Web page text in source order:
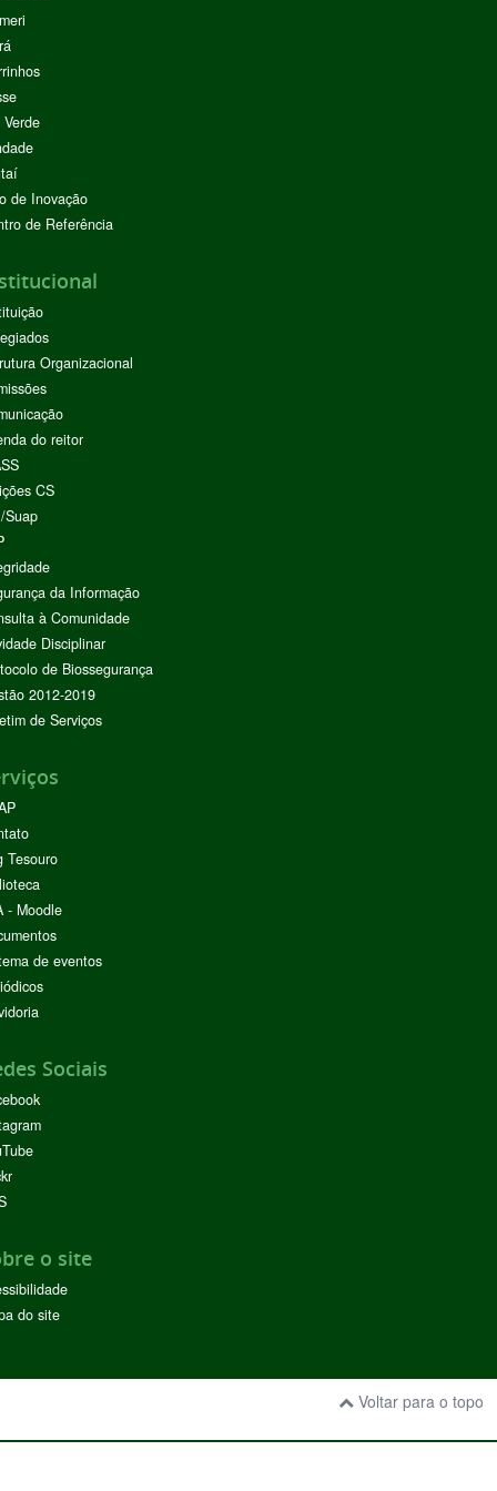
de Inovação
de Referência
Organizacional
do reitor
CS
Suap
da Informação
à Comunidade
Disciplinar
de Biossegurança
2012-2019
de Serviços
Tesouro
- Moodle
de eventos
Sociais
o site
do site
Voltar para o topo